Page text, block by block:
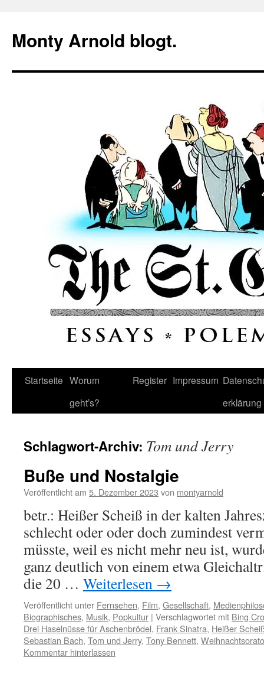
springen
Monty Arnold blogt.
Startseite Worum
geht’s?
Register Impressum
erklärung
Schlagwort-Archiv: Tom und Jerry
Buße und Nostalgie
Veröffentlicht am 5. Dezember 2023 von montyarnold
betr.: Heißer Scheiß in der kalten
schlecht oder oder doch zumindest
müsste, weil es nicht mehr neu ist,
ganz deutlich von einem etwa
die 20 … Weiterlesen →
Veröffentlicht unter Fernsehen, Film, Gesellschaft,
Biographisches, Musik, Popkultur | Verschlagwortet mit Bing
Drei Haselnüsse für Aschenbrödel, Frank Sinatra, Heißer
Sebastian Bach, Tom und Jerry, Tony Bennett,
Kommentar hinterlassen